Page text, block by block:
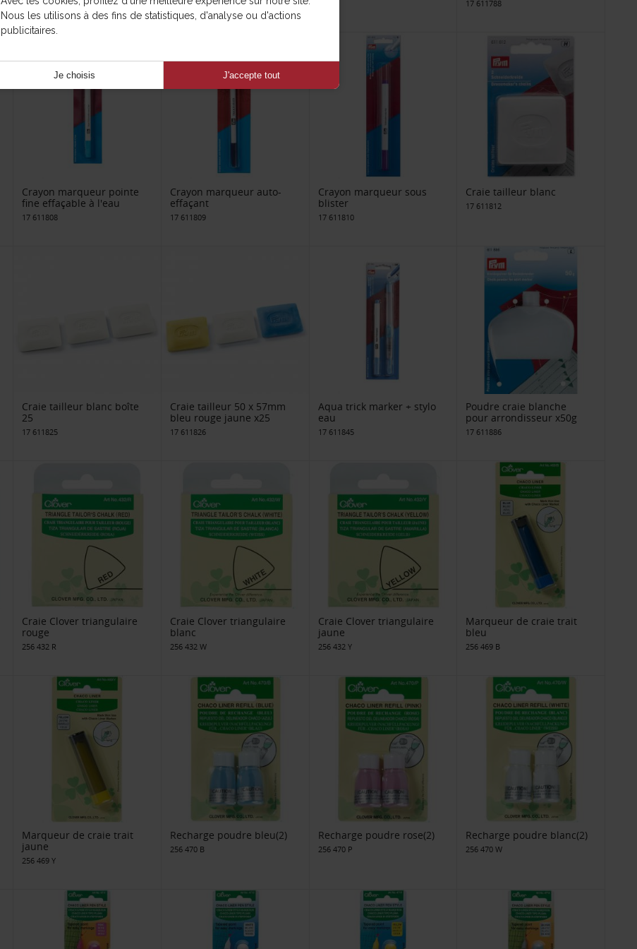
17 611759 17 611788
Crayon marqueur pointe
fine effaçable à l'eau
17 611808
Crayon marqueur auto-
effaçant
17 611809
Crayon marqueur sous
blister
17 611810
Craie tailleur blanc
17 611812
Craie tailleur blanc boîte
25
17 611825
Craie tailleur 50 x 57mm
bleu rouge jaune x25
17 611826
Aqua trick marker + stylo
eau
17 611845
Poudre craie blanche
pour arrondisseur x50g
17 611886
Craie Clover triangulaire
rouge
256 432 R
Craie Clover triangulaire
blanc
256 432 W
Craie Clover triangulaire
jaune
256 432 Y
Marqueur de craie trait
bleu
256 469 B
Marqueur de craie trait
jaune
256 469 Y
Recharge poudre bleu(2)
256 470 B
Recharge poudre rose(2)
256 470 P
Recharge poudre blanc(2)
256 470 W
Nous les utilisons à des fins de statistiques, d'analyse ou d'actions
publicitaires.
Je choisis J'accepte tout